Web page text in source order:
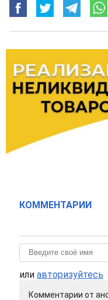
КОММЕНТАРИИ
или авторизуйтесь
Комментарии от